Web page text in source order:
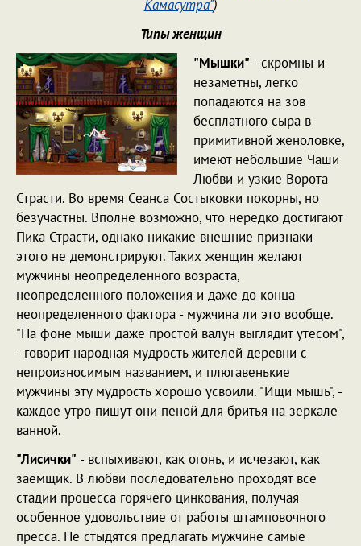
Камасутра")
Типы женщин
"Мышки" - скромны и
незаметны, легко
попадаются на зов
бесплатного сыра в
примитивной женоловке,
имеют небольшие Чаши
Любви и узкие Ворота
Страсти. Во время Сеанса Состыковки покорны, но
безучастны. Вполне возможно, что нередко достигают
Пика Страсти, однако никакие внешние признаки
этого не демонстрируют. Таких женщин желают
мужчины неопределенного возраста,
неопределенного положения и даже до конца
неопределенного фактора - мужчина ли это вообще.
"На фоне мыши даже простой валун выглядит утесом",
- говорит народная мудрость жителей деревни с
непроизносимым названием, и плюгавенькие
мужчины эту мудрость хорошо усвоили. "Ищи мышь", -
каждое утро пишут они пеной для бритья на зеркале
ванной.
"Лисички" - вспыхивают, как огонь, и исчезают, как
заемщик. В любви последовательно проходят все
стадии процесса горячего цинкования, получая
особенное удовольствие от работы штамповочного
пресса. Не стыдятся предлагать мужчине самые